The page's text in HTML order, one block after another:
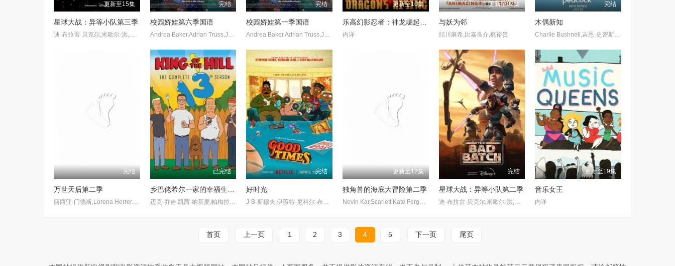
更新至15集
星球大战：异等小队第三季
迪·布拉雷·贝克尔,米歇尔·洪,凯莎·卡斯特-休伊斯,吉米·辛普森,诺希尔·达拉尔,旺达·塞克丝
完结
校园娇娃第六季国语
Andrea Baker,Adrian Truss,Joris Jarsky,Barbara Budd,Jay Schramek,Jason Gray,Walker Boone,Lyon Smith,Karl Lagerfeld
完结
校园娇娃第一季国语
Andrea Baker,Adrian Truss,Joris Jarsky,Barbara Budd,Jay Schramek,Jason Gray,Walker Boone,Lyon Smith,Karl Lagerfeld
更新至10集
乐高幻影忍者：神龙崛起第二季
内详
更新至02集
与妖为邻
结川麻希,比嘉良介,梶裕贵
完结
木偶新知
Charlie Bushnell,吉恩·史密斯-卡梅隆,迈克·乔吉,扎克·伍兹,Caitlin Reilly,卡尔·塔特
完结
万世天后第二季
露西亚·门德斯,Lorena Herrera,Dulce,Olivia Collins,Rosa Gloria Chagoyán
已完结
迈克·乔吉,凯茜·纳基麦,帕梅拉·阿德龙,布莱特妮·墨菲,约翰尼·哈德威克,斯蒂芬·鲁特
完结
好时光
J·B·斯穆夫,伊薇特·尼科尔·布朗,杰·费罗尔,马尔赛·马丁,Slink Johnson,Rashida Olayiwola,诺曼·利尔
更新至12集
独角兽的海底大冒险第二季
Nevin Kar,Scarlett Kate Ferguson,萨沙·奈特,Micaiah Chen,马修·杨·金,Ryan Anderson Lopez,Lucy Lowe,Erin Yvette,詹姆斯·门罗·伊格尔哈特
完结
星球大战：异等小队第二季
迪·布拉雷·贝克尔,米歇尔·洪,本·迪斯金,海伦·萨德勒,诺希尔·达拉尔
更新至19集
音乐女王
内详
首页 上一页 1 2 3 4 5 下一页 尾页